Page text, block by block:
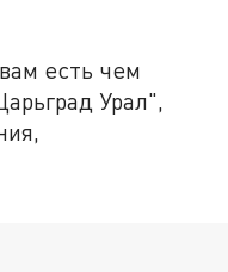
есть чем
Урал",